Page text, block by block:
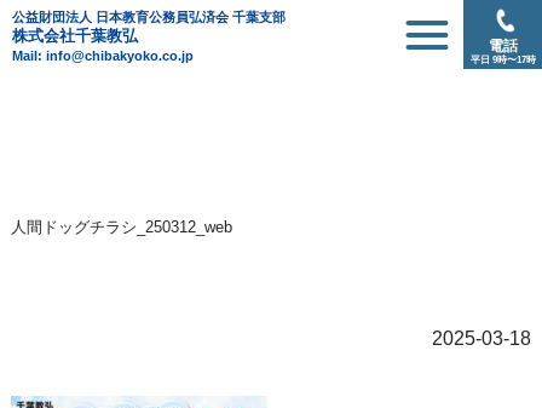
公益財団法人 日本教育公務員弘済会 千葉支部
株式会社千葉教弘
Mail: info@chibakyoko.co.jp
電話
平日 9時〜17時
人間ドッグチラシ_250312_web
2025-03-18